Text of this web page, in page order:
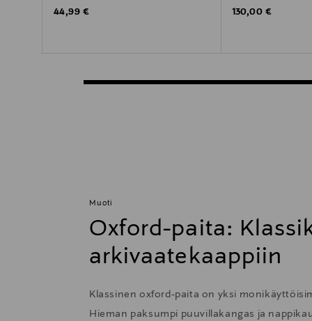
Original Price
44,99 €
Original Price
130,00 €
Muoti
Oxford-paita:
arkivaatekaappiin
Klassinen oxford-paita on yksi
Hieman paksumpi puuvillakangas ja